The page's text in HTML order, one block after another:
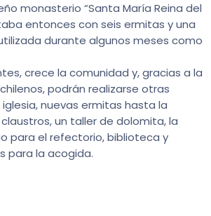
monasterio “Santa María Reina del
entonces con seis ermitas y una
durante algunos meses como
crece la comunidad y, gracias a la
podrán realizarse otras
nuevas ermitas hasta la
un taller de dolomita, la
para el refectorio, biblioteca y
para la acogida.